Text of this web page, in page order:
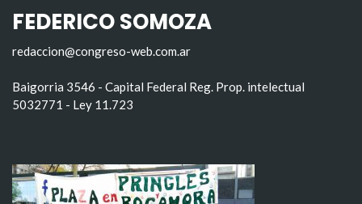
FEDERICO SOMOZA
redaccion@congreso-web.com.ar
Baigorria 3546 - Capital Federal Reg. Prop. intelectual
5032771 - Ley 11.723